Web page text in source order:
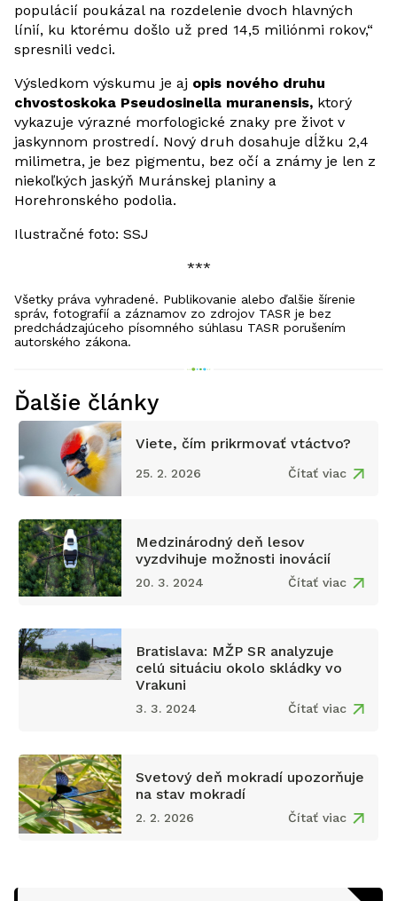
populácií poukázal na rozdelenie dvoch hlavných
línií, ku ktorému došlo už pred 14,5 miliónmi rokov,“
spresnili vedci.
Výsledkom výskumu je aj opis nového druhu
chvostoskoka Pseudosinella muranensis, ktorý
vykazuje výrazné morfologické znaky pre život v
jaskynnom prostredí. Nový druh dosahuje dĺžku 2,4
milimetra, je bez pigmentu, bez očí a známy je len z
niekoľkých jaskýň Muránskej planiny a
Horehronského podolia.
Ilustračné foto: SSJ
***
Všetky práva vyhradené. Publikovanie alebo ďalšie šírenie
správ, fotografií a záznamov zo zdrojov TASR je bez
predchádzajúceho písomného súhlasu TASR porušením
autorského zákona.
Ďalšie články
Viete, čím prikrmovať vtáctvo?
25. 2. 2026 Čítať viac
Medzinárodný deň lesov
vyzdvihuje možnosti inovácií
20. 3. 2024 Čítať viac
Bratislava: MŽP SR analyzuje
celú situáciu okolo skládky vo
Vrakuni
3. 3. 2024 Čítať viac
Svetový deň mokradí upozorňuje
na stav mokradí
2. 2. 2026 Čítať viac